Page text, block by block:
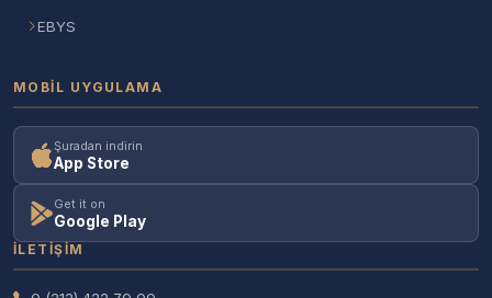
EBYS
MOBIL UYGULAMA
Şuradan indirin
App Store
Get it on
Google Play
İLETIŞIM